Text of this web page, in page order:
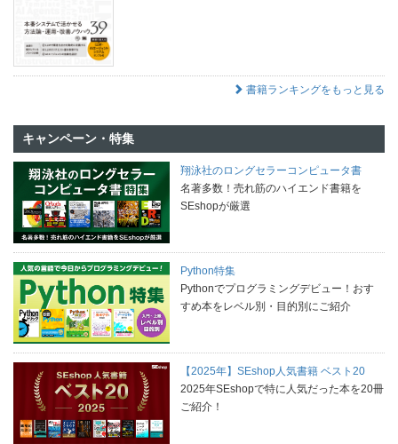
書籍ランキングをもっと見る
キャンペーン・特集
翔泳社のロングセラーコンピュータ書
名著多数！売れ筋のハイエンド書籍を
SEshopが厳選
Python特集
Pythonでプログラミングデビュー！おす
すめ本をレベル別・目的別にご紹介
【2025年】SEshop人気書籍 ベスト20
2025年SEshopで特に人気だった本を20冊
ご紹介！